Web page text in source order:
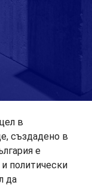
в
създадено в
е
политически
да